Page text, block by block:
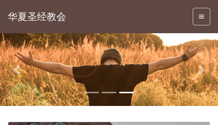
华夏圣经教会
Previous Next